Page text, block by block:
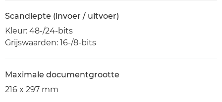
Scandiepte (invoer / uitvoer)
Kleur: 48-/24-bits
Grijswaarden: 16-/8-bits
Maximale documentgrootte
216 x 297 mm